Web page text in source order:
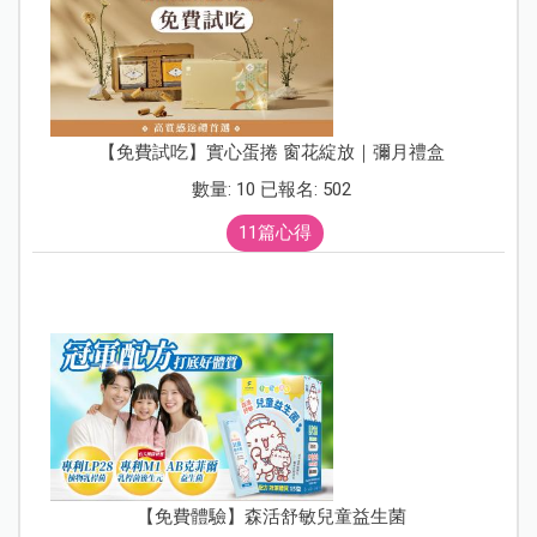
【免費試吃】實心蛋捲 窗花綻放｜彌月禮盒
數量: 10 已報名: 502
11篇心得
【免費體驗】森活舒敏兒童益生菌